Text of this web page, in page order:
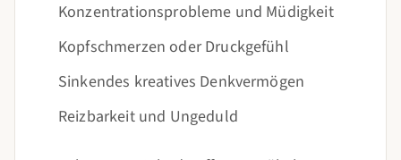
Konzentrationsprobleme und Müdigkeit
Kopfschmerzen oder Druckgefühl
Sinkendes kreatives Denkvermögen
Reizbarkeit und Ungeduld